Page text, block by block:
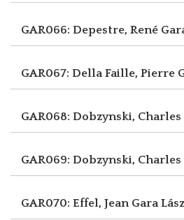
GAR066: Depestre, René
GAR067: Della Faille, Pierre
GAR068: Dobzynski, Charles
GAR069: Dobzynski, Charles
GAR070: Effel, Jean Gara